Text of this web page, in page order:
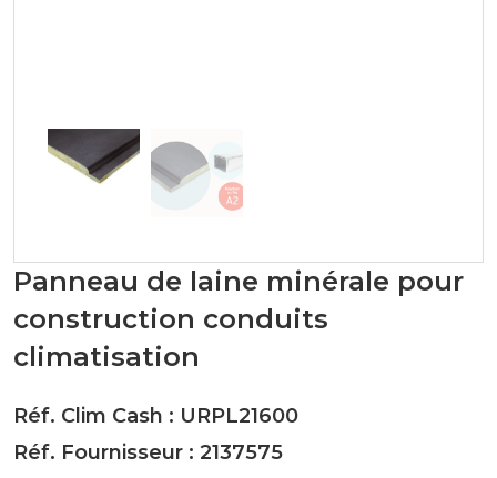
Panneau de laine minérale pour
construction conduits
climatisation
Réf. Clim Cash : URPL21600
Réf. Fournisseur : 2137575